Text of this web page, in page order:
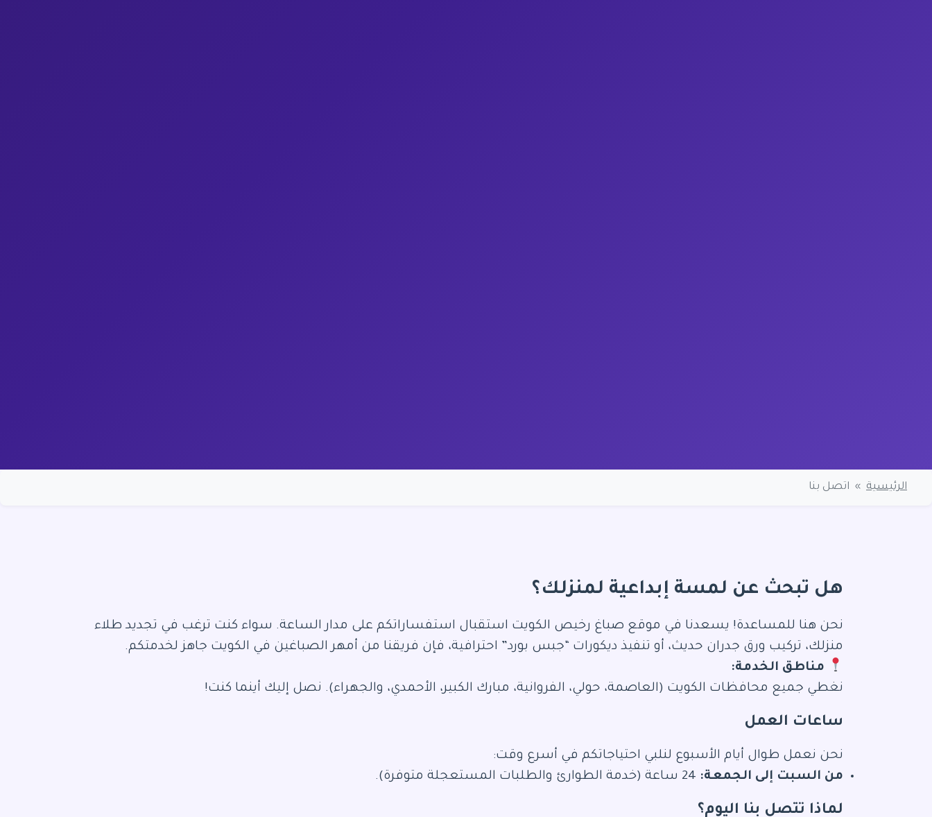
الرئيسية » اتصل بنا
هل تبحث عن لمسة إبداعية لمنزلك؟
نحن هنا للمساعدة! يسعدنا في موقع صباغ رخيص الكويت استقبال استفساراتكم على مدار الساعة. سواء كنت ترغب في تجديد طلاء
منزلك، تركيب ورق جدران حديث، أو تنفيذ ديكورات “جبس بورد” احترافية، فإن فريقنا من أمهر الصباغين في الكويت جاهز لخدمتكم.
مناطق الخدمة:
نغطي جميع محافظات الكويت (العاصمة، حولي، الفروانية، مبارك الكبير، الأحمدي، والجهراء). نصل إليك أينما كنت!
ساعات العمل
نحن نعمل طوال أيام الأسبوع لنلبي احتياجاتكم في أسرع وقت:
من السبت إلى الجمعة:
لماذا تتصل بنا اليوم؟